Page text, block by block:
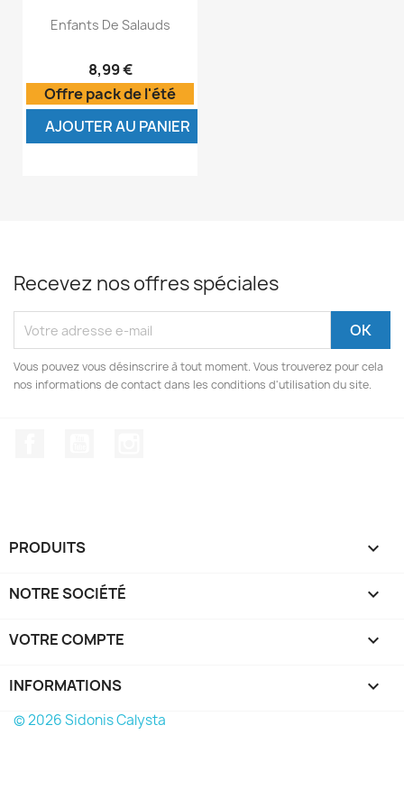
Enfants De Salauds
8,99 €
Offre pack de l'été
AJOUTER AU PANIER
Recevez nos offres spéciales
Vous pouvez vous désinscrire à tout moment. Vous trouverez pour cela
nos informations de contact dans les conditions d'utilisation du site.
PRODUITS 
NOTRE SOCIÉTÉ 
VOTRE COMPTE 
INFORMATIONS keyboard_arrow_down
© 2026 Sidonis Calysta